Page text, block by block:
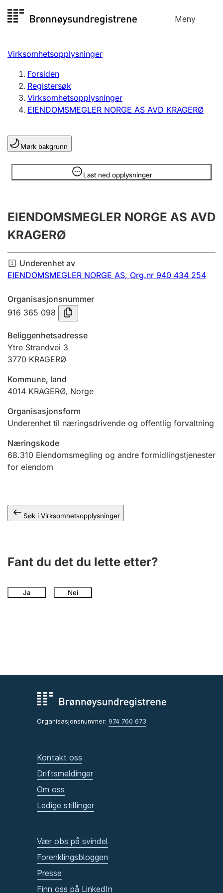
til
Meny
Registersøk
Aksjeselskap
Enkeltpersonforetak
Registrere, endre, slette
Lag og forening
Registrere, endre, slette
Årsregnskap
Innsending og forsinkelsesgebyr
Betaling og jegeravgiftskort
Ektepaktveileder
Offentlig sektor
Andre tema
Virksomhetsopplysninger
Forsiden
Registersøk
Virksomhetsopplysninger
EIENDOMSMEGLER NORGE AS AVD KRAGERØ
Mørk bakgrunn
Last ned opplysninger
Opplysninger er skjult
EIENDOMSMEGLER NORGE AS AVD
KRAGERØ
Underenhet av
EIENDOMSMEGLER NORGE AS, Org.nr 940 434 254
Organisasjonsnummer
916 365 098
Beliggenhetsadresse
Ytre Strandvei 3
3770 KRAGERØ
Kommune, land
4014 KRAGERØ, Norge
Organisasjonsform
Underenhet til næringsdrivende og offentlig forvaltning
Næringskode
68.310 Eiendomsmegling og andre formidlingstjenester
for eiendom
Søk i Virksomhetsopplysninger
Fant du det du lette etter?
Ja Nei
Organisasjonsnummer: 974 760 673
Kontakt oss
Driftsmeldinger
Om oss
Ledige stillinger
Vær obs på svindel
Forenklingsbloggen
Presse
Finn oss på LinkedIn